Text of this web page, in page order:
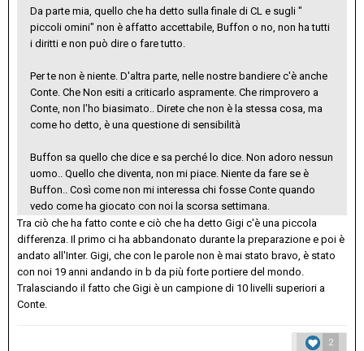
Da parte mia, quello che ha detto sulla finale di CL e sugli "
piccoli omini" non è affatto accettabile, Buffon o no, non ha tutti
i diritti e non può dire o fare tutto.
Per te non è niente. D'altra parte, nelle nostre bandiere c'è anche
Conte. Che Non esiti a criticarlo aspramente. Che rimprovero a
Conte, non l'ho biasimato.. Direte che non è la stessa cosa, ma
come ho detto, è una questione di sensibilità
Buffon sa quello che dice e sa perché lo dice. Non adoro nessun
uomo.. Quello che diventa, non mi piace. Niente da fare se è
Buffon.. Così come non mi interessa chi fosse Conte quando
vedo come ha giocato con noi la scorsa settimana.
Tra ciò che ha fatto conte e ciò che ha detto Gigi c'è una piccola
differenza. Il primo ci ha abbandonato durante la preparazione e poi è
andato all'Inter. Gigi, che con le parole non è mai stato bravo, è stato
con noi 19 anni andando in b da più forte portiere del mondo.
Tralasciando il fatto che Gigi è un campione di 10 livelli superiori a
Conte.
2